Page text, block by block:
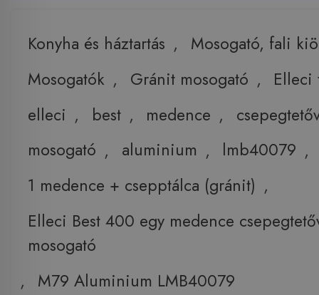
Konyha és háztartás ,
Mosogató, fali
Mosogatók , Gránit mosogató ,
Elleci
elleci , best , medence ,
mosogató , aluminium , lmb40079 ,
1 medence + csepptálca (gránit) ,
Elleci Best 400 egy medence
mosogató
,
M79 Aluminium LMB40079